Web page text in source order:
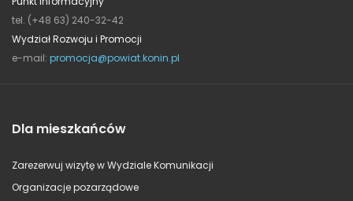
tel. (+48 63) 240-32-42
Wydział Rozwoju i Promocji
e-mail: promocja@powiat.konin.pl
Dla mieszkańców
Zarezerwuj wizytę w Wydziale Komunikacji
Organizacje pozarządowe